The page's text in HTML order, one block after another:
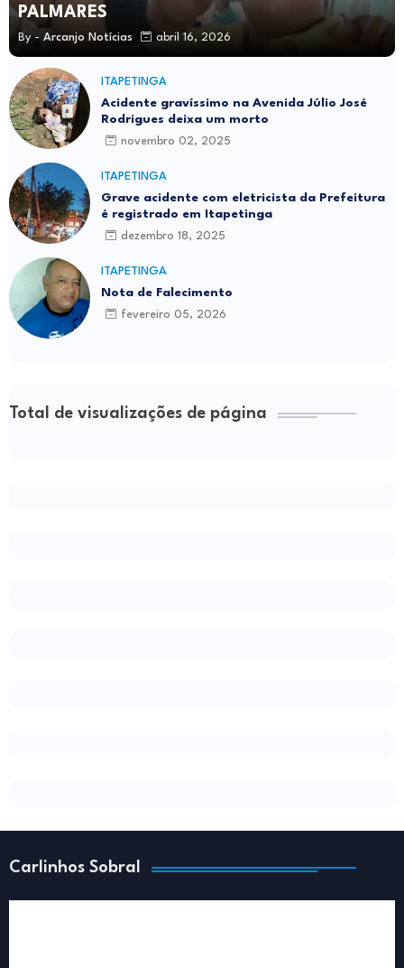
PALMARES
By - Arcanjo Notícias abril 16, 2026
ITAPETINGA
Acidente gravíssimo na Avenida Júlio José
Rodrigues deixa um morto
novembro 02, 2025
ITAPETINGA
Grave acidente com eletricista da Prefeitura
é registrado em Itapetinga
dezembro 18, 2025
ITAPETINGA
Nota de Falecimento
fevereiro 05, 2026
Total de visualizações de página
Carlinhos Sobral